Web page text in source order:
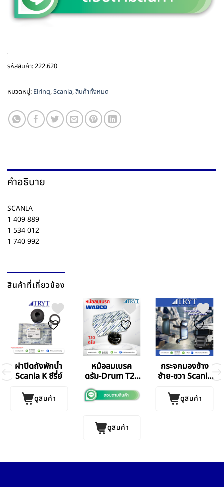
รหัสสินค้า:222.620
หมวดหมู่: Elring,Scania,สินค้าทั้งหมด
คำอธิบาย
SCANIA
1 409 889
1 534 012
1 740 992
สินค้าที่เกี่ยวข้อง
ฝาปิดถังพักน้ำ
Scania K ซีรี่ย์
ดูสินค้า
หม้อลมเบรค
ดรัม-Drum T20
ดูสินค้า
กระจกมองข้าง
ซ้าย-ขวา Scania
ดูสินค้า